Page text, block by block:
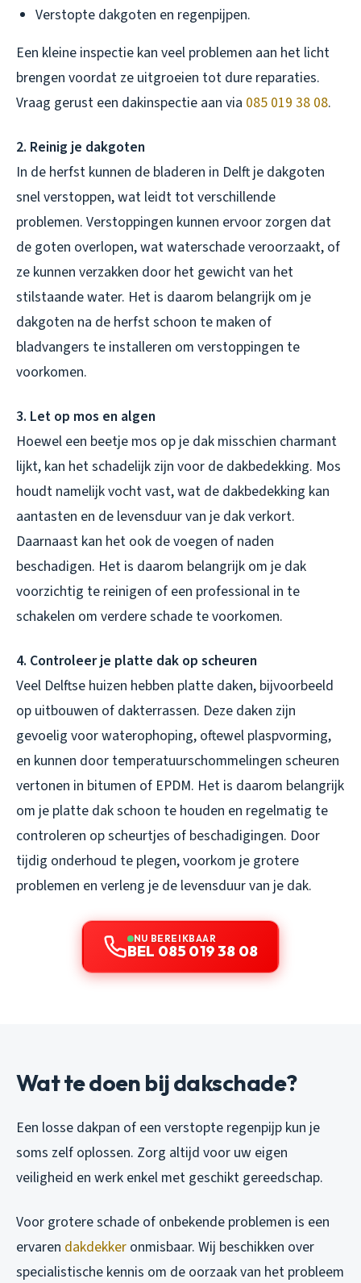
Verstopte dakgoten en regenpijpen.
Een kleine inspectie kan veel problemen aan het licht
brengen voordat ze uitgroeien tot dure reparaties.
Vraag gerust een dakinspectie aan via 085 019 38 08.
2. Reinig je dakgoten
In de herfst kunnen de bladeren in Delft je dakgoten
snel verstoppen, wat leidt tot verschillende
problemen. Verstoppingen kunnen ervoor zorgen dat
de goten overlopen, wat waterschade veroorzaakt, of
ze kunnen verzakken door het gewicht van het
stilstaande water. Het is daarom belangrijk om je
dakgoten na de herfst schoon te maken of
bladvangers te installeren om verstoppingen te
voorkomen.
3. Let op mos en algen
Hoewel een beetje mos op je dak misschien charmant
lijkt, kan het schadelijk zijn voor de dakbedekking. Mos
houdt namelijk vocht vast, wat de dakbedekking kan
aantasten en de levensduur van je dak verkort.
Daarnaast kan het ook de voegen of naden
beschadigen. Het is daarom belangrijk om je dak
voorzichtig te reinigen of een professional in te
schakelen om verdere schade te voorkomen.
4. Controleer je platte dak op scheuren
Veel Delftse huizen hebben platte daken, bijvoorbeeld
op uitbouwen of dakterrassen. Deze daken zijn
gevoelig voor waterophoping, oftewel plaspvorming,
en kunnen door temperatuurschommelingen scheuren
vertonen in bitumen of EPDM. Het is daarom belangrijk
om je platte dak schoon te houden en regelmatig te
controleren op scheurtjes of beschadigingen. Door
tijdig onderhoud te plegen, voorkom je grotere
problemen en verleng je de levensduur van je dak.
NU BEREIKBAAR
BEL 085 019 38 08
Wat te doen bij dakschade?
Een losse dakpan of een verstopte regenpijp kun je
soms zelf oplossen. Zorg altijd voor uw eigen
veiligheid en werk enkel met geschikt gereedschap.
Voor grotere schade of onbekende problemen is een
ervaren dakdekker onmisbaar. Wij beschikken over
specialistische kennis om de oorzaak van het probleem